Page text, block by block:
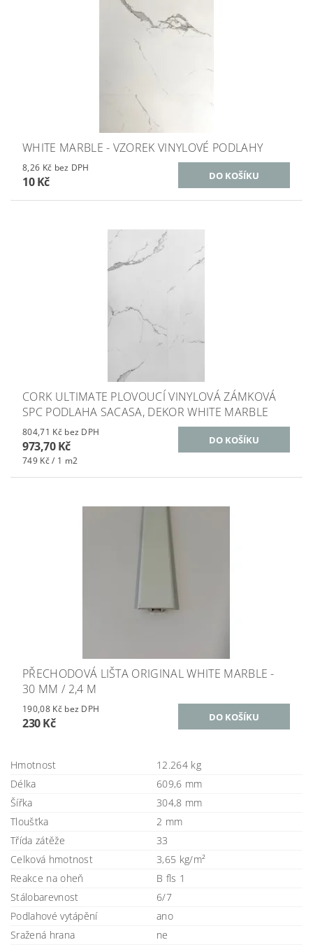
WHITE MARBLE - VZOREK VINYLOVÉ PODLAHY
8,26 Kč bez DPH
10 Kč
CORK ULTIMATE PLOVOUCÍ VINYLOVÁ ZÁMKOVÁ
SPC PODLAHA SACASA, DEKOR WHITE MARBLE
804,71 Kč bez DPH
973,70 Kč
749 Kč / 1 m2
PŘECHODOVÁ LIŠTA ORIGINAL WHITE MARBLE -
30 MM / 2,4 M
190,08 Kč bez DPH
230 Kč
Hmotnost
12.264 kg
Délka
609,6 mm
Šířka
304,8 mm
Tloušťka
2 mm
Třída zátěže
33
Celková hmotnost
3,65 kg/m²
Reakce na oheň
B fls 1
Stálobarevnost
6/7
Podlahové vytápění
ano
Sražená hrana
ne